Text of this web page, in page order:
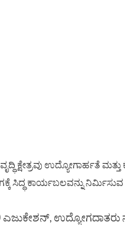
ಕ್ಷೇತ್ರವು ಉದ್ಯೋಗಾರ್ಹತೆ
ಸಿದ್ಧ ಕಾರ್ಯಬಲವನ್ನು
ಎಜುಕೇಶನ್,